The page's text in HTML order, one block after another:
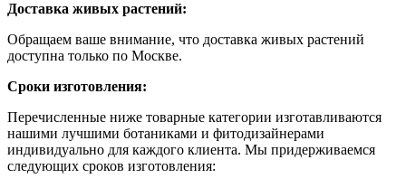
Доставка живых растений:
Обращаем ваше внимание, что доставка живых растений
доступна только по Москве.
Сроки изготовления:
Перечисленные ниже товарные категории изготавливаются
нашими лучшими ботаниками и фитодизайнерами
индивидуально для каждого клиента. Мы придерживаемся
следующих сроков изготовления: